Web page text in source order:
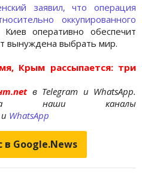
заявил, что операция
оккупированного
Киев оперативно обеспечит
вынуждена выбрать мир.
Крым рассыпается: три
в Telegram и WhatsApp.
на наши каналы
WhatsApp
в Google.News